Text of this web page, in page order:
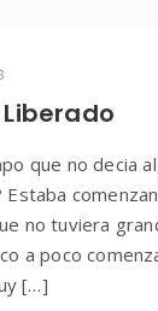
que no decia
Estaba
no tuviera
a poco
[…]